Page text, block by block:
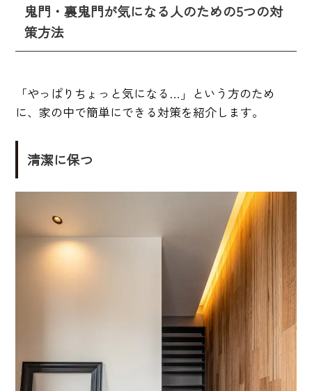
鬼門・裏鬼門が気になる人のための5つの対
策方法
「やっぱりちょっと気になる…」という方のため
に、家の中で簡単にできる対策を紹介します。
清潔に保つ